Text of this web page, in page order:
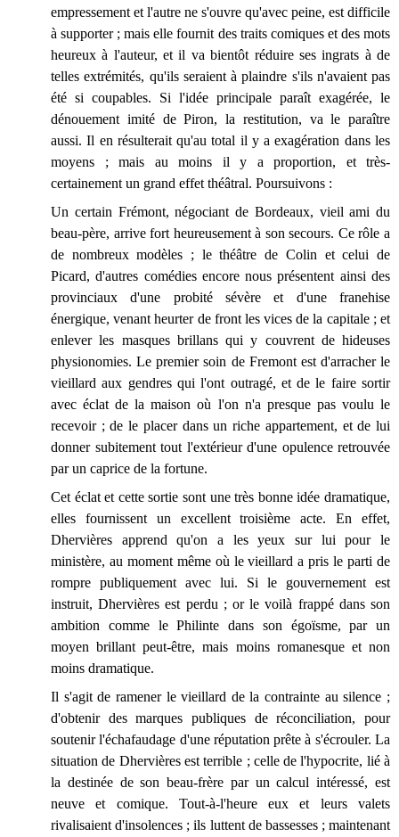
empressement et l'autre ne s'ouvre qu'avec peine, est difficile
à supporter ; mais elle fournit des traits comiques et des mots
heureux à l'auteur, et il va bientôt réduire ses ingrats à de
telles extrémités, qu'ils seraient à plaindre s'ils n'avaient pas
été si coupables. Si l'idée principale paraît exagérée, le
dénouement imité de Piron, la restitution, va le paraître
aussi. Il en résulterait qu'au total il y a exagération dans les
moyens ; mais au moins il y a proportion, et très-
certainement un grand effet théâtral. Poursuivons :
Un certain Frémont, négociant de Bordeaux, vieil ami du
beau-père, arrive fort heureusement à son secours. Ce rôle a
de nombreux modèles ; le théâtre de Colin et celui de
Picard, d'autres comédies encore nous présentent ainsi des
provinciaux d'une probité sévère et d'une franehise
énergique, venant heurter de front les vices de la capitale ; et
enlever les masques brillans qui y couvrent de hideuses
physionomies. Le premier soin de Fremont est d'arracher le
vieillard aux gendres qui l'ont outragé, et de le faire sortir
avec éclat de la maison où l'on n'a presque pas voulu le
recevoir ; de le placer dans un riche appartement, et de lui
donner subitement tout l'extérieur d'une opulence retrouvée
par un caprice de la fortune.
Cet éclat et cette sortie sont une très bonne idée dramatique,
elles fournissent un excellent troisième acte. En effet,
Dhervières apprend qu'on a les yeux sur lui pour le
ministère, au moment même où le vieillard a pris le parti de
rompre publiquement avec lui. Si le gouvernement est
instruit, Dhervières est perdu ; or le voilà frappé dans son
ambition comme le Philinte dans son égoïsme, par un
moyen brillant peut-être, mais moins romanesque et non
moins dramatique.
Il s'agit de ramener le vieillard de la contrainte au silence ;
d'obtenir des marques publiques de réconciliation, pour
soutenir l'échafaudage d'une réputation prête à s'écrouler. La
situation de Dhervières est terrible ; celle de l'hypocrite, lié à
la destinée de son beau-frère par un calcul intéressé, est
neuve et comique. Tout-à-l'heure eux et leurs valets
rivalisaient d'insolences ; ils luttent de bassesses ; maintenant